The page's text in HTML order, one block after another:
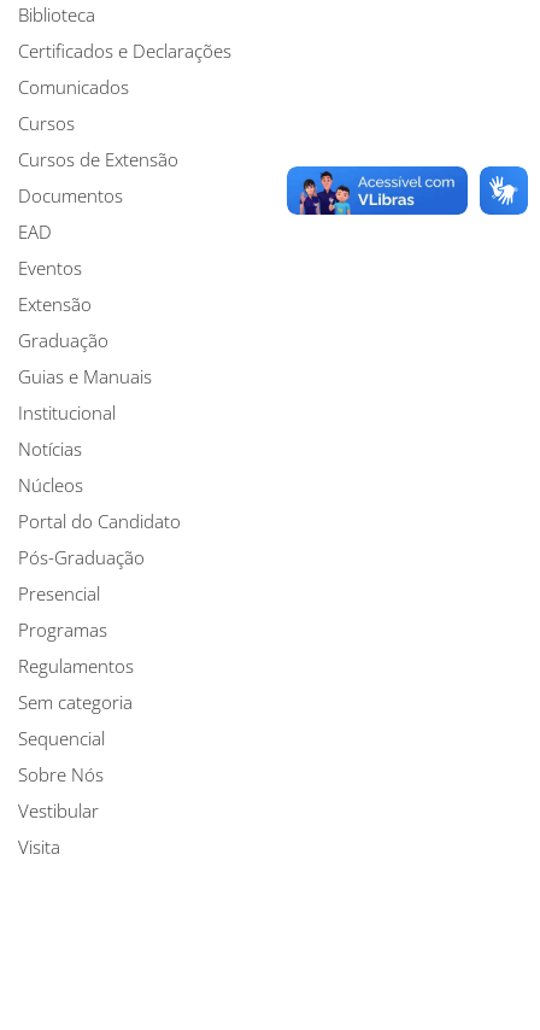
Biblioteca
Certificados e Declarações
Comunicados
Cursos
Cursos de Extensão
Documentos
EAD
Eventos
Extensão
Graduação
Guias e Manuais
Institucional
Notícias
Núcleos
Portal do Candidato
Pós-Graduação
Presencial
Programas
Regulamentos
Sem categoria
Sequencial
Sobre Nós
Vestibular
Visita